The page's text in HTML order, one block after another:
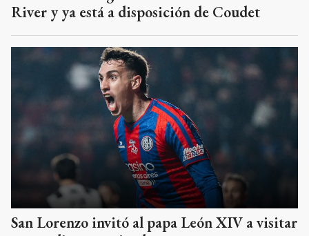
River y ya está a disposición de Coudet
San Lorenzo invitó al papa León XIV a visitar